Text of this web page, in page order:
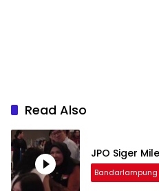
Read Also
JPO Siger
Bandarlampung